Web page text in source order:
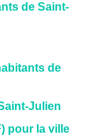
de Saint-
de
Julien
pour la ville